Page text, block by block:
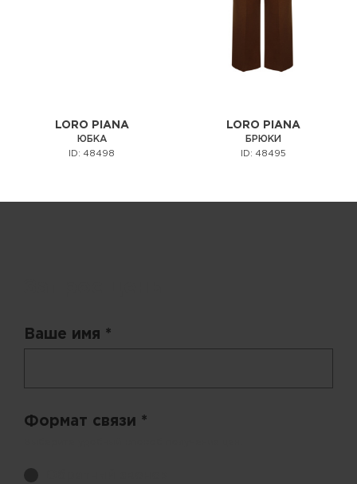
LORO PIANA
ЮБКА
ID: 48498
LORO PIANA
БРЮКИ
ID: 48495
Ваше имя *
Формат связи *